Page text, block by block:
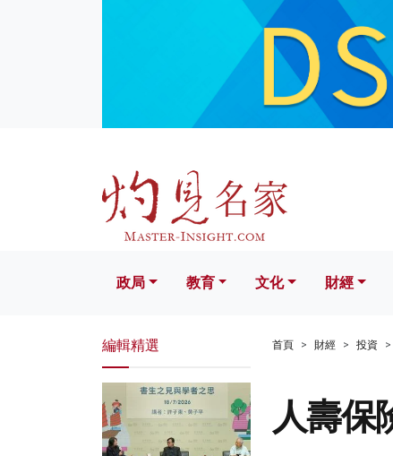
文化 財經 生活
政局 教育 文化 財經
首頁 財經 投資
人壽保
編輯精選